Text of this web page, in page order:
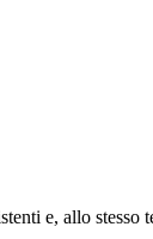
e, allo stesso